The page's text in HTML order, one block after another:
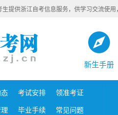
提供浙江自考信息服务，供学习交流使
新生手册
考试安排
领准考证
毕业手续 常见问题